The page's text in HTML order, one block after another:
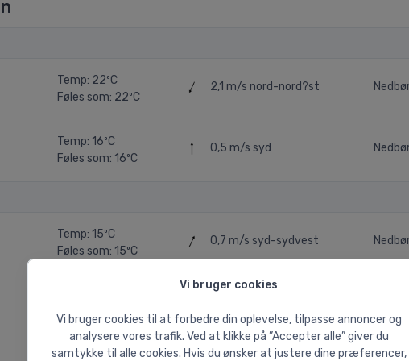
Vi bruger cookies
Vi bruger cookies til at forbedre din oplevelse, tilpasse annoncer og
analysere vores trafik. Ved at klikke på ”Accepter alle” giver du
samtykke til alle cookies. Hvis du ønsker at justere dine præferencer,
Temp: 22ºC
Føles som: 22ºC
2,1 m/s nord-nord?st
Temp: 16ºC
Føles som: 16ºC
0,5 m/ssyd
Temp: 15ºC
Føles som: 15ºC
0,7 m/ssyd-sydvest
Føles som: 15ºC
Temp: 23ºC